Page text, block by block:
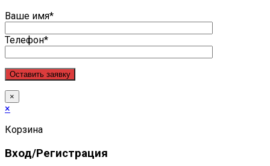
Ваше имя*
Телефон*
×
×
Корзина
Вход/Регистрация